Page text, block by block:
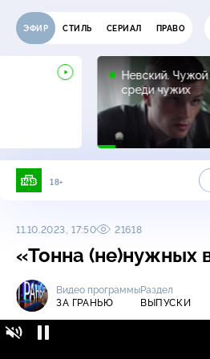
ЭФИР СТИЛЬ СЕРИАЛ ПРАВО
Невский. Чужой
среди чужих
18+
11.10.2023, 17:50 21618
«Тонна (не)нужных
Видео программы
ЗА ГРАНЬЮ
Раздел
ВЫПУСКИ